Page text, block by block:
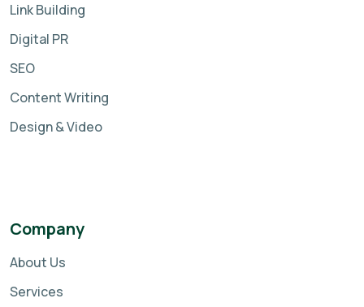
Link Building
Digital PR
SEO
Content Writing
Design & Video
Company
About Us
Services